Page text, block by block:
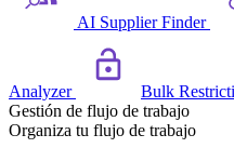
AI Supplier Finder
Analyzer Bulk
Gestión de flujo de trabajo
Organiza tu flujo de trabajo